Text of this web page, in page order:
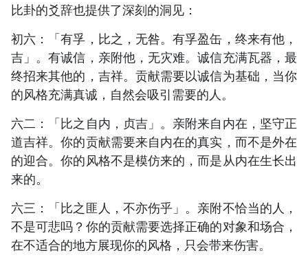
比卦的爻辞也提供了深刻的洞见：
初六：「有孚，比之，无咎。有孚盈缶，终来有他，
吉」。有诚信，亲附他，无灾难。诚信充满瓦器，最
终招来其他的，吉祥。贡献需要以诚信为基础，当你
的风格充满真诚，自然会吸引需要的人。
六二：「比之自内，贞吉」。亲附来自内在，坚守正
道吉祥。你的贡献需要来自内在的真实，而不是外在
的迎合。你的风格不是模仿来的，而是从内在生长出
来的。
六三：「比之匪人，不亦伤乎」。亲附不恰当的人，
不是可悲吗？你的贡献需要选择正确的对象和场合，
在不适合的地方展现你的风格，只会带来伤害。